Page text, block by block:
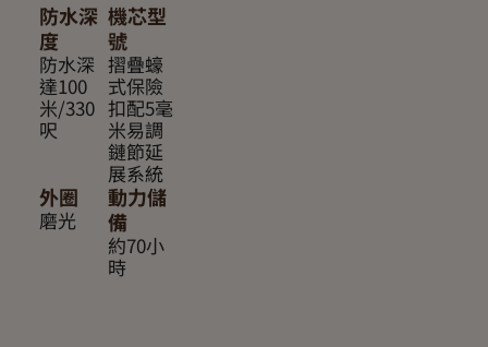
機芯型
號
摺疊蠔
式保險
扣配5毫
米易調
鏈節延
展系統
外圈
磨光
動力儲
備
約70小
時
防水深
度
防水深
達100
米/330
呎